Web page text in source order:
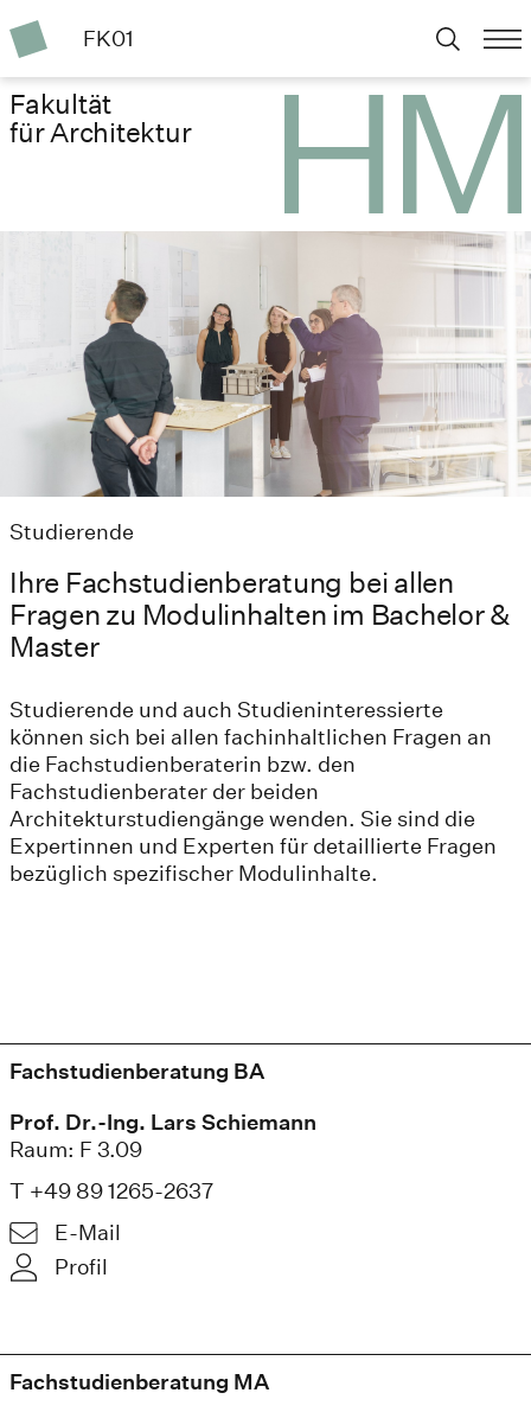
FK01
Fakultät
für Architektur
Studierende
Ihre Fachstudienberatung bei allen
Fragen zu Modulinhalten im Bachelor &
Master
Studierende und auch Studieninteressierte
können sich bei allen fachinhaltlichen Fragen an
die Fachstudienberaterin bzw. den
Fachstudienberater der beiden
Architekturstudiengänge wenden. Sie sind die
Expertinnen und Experten für detaillierte Fragen
bezüglich spezifischer Modulinhalte.
Fachstudienberatung BA
Prof. Dr.-Ing. Lars Schiemann
Raum: F 3.09
T +49 89 1265-2637
E-Mail
Profil
Fachstudienberatung MA